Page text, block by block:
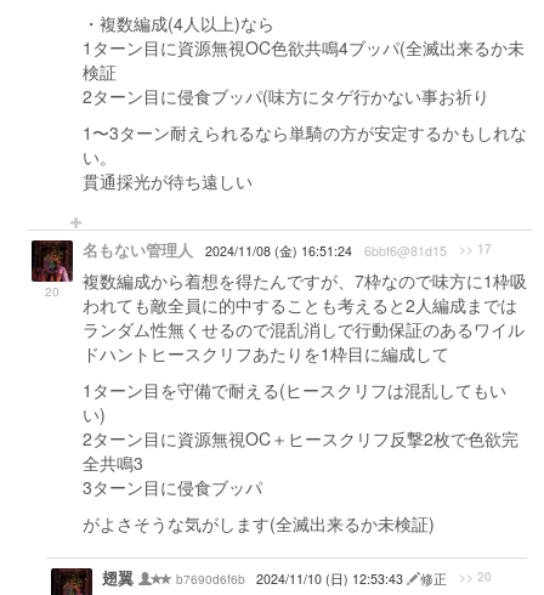
・複数編成(4人以上)なら
1ターン目に資源無視OC色欲共鳴4ブッパ(全滅出来るか未
検証
2ターン目に侵食ブッパ(味方にタゲ行かない事お祈り
1〜3ターン耐えられるなら単騎の方が安定するかもしれな
い。
貫通採光が待ち遠しい
20
名もない管理人 2024/11/08 (金) 16:51:24 6bbf6@81d15 >> 17
複数編成から着想を得たんですが、7枠なので味方に1枠吸
われても敵全員に的中することも考えると2人編成までは
ランダム性無くせるので混乱消しで行動保証のあるワイル
ドハントヒースクリフあたりを1枠目に編成して
1ターン目を守備で耐える(ヒースクリフは混乱してもい
い)
2ターン目に資源無視OC＋ヒースクリフ反撃2枚で色欲完
全共鳴3
3ターン目に侵食ブッパ
がよさそうな気がします(全滅出来るか未検証)
翅翼 b7690d6f6b 2024/11/10 (日) 12:53:43 修正 >> 20